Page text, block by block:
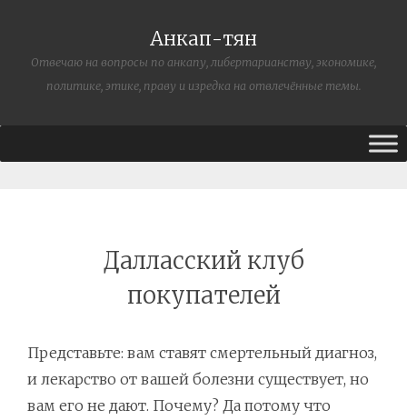
Анкап-тян
Отвечаю на вопросы по анкапу, либертарианству, экономике,
политике, этике, праву и изредка на отвлечённые темы.
Далласский клуб
покупателей
Представьте: вам ставят смертельный диагноз,
и лекарство от вашей болезни существует, но
вам его не дают. Почему? Да потому что